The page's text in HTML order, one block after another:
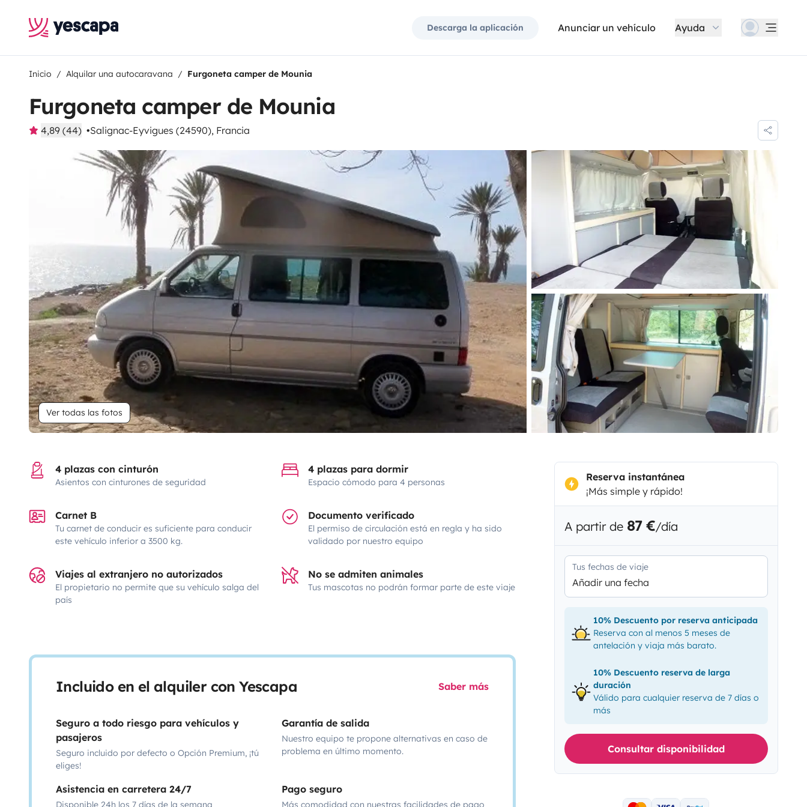
Descarga la aplicación Anunciar un vehículo Ayuda
Inicio Alquilar una autocaravana Furgoneta camper de Mounia
Furgoneta camper de Mounia
4,89 (44) Salignac-Eyvigues (24590), Francia
Ver todas las fotos
4 plazas con cinturón
Asientos con cinturones de seguridad
4 plazas para dormir
Espacio cómodo para 4 personas
Carnet B
Tu carnet de conducir es suficiente para conducir
este vehículo inferior a 3500 kg.
Documento verificado
El permiso de circulación está en regla y ha sido
validado por nuestro equipo
Viajes al extranjero no autorizados
El propietario no permite que su vehículo salga del
país
No se admiten animales
Tus mascotas no podrán formar parte de este viaje
Incluido en el alquiler con Yescapa Saber más
Seguro a todo riesgo para vehículos y
pasajeros
Seguro incluido por defecto o Opción Premium, ¡tú
eliges!
Garantía de salida
Nuestro equipo te propone alternativas en caso de
problema en último momento.
Asistencia en carretera 24/7
Disponible 24h los 7 días de la semana
Pago seguro
Más comodidad con nuestras facilidades de pago
Reserva instantánea
¡Más simple y rápido!
A partir de 87 €/día
Tus fechas de viaje
Añadir una fecha
10% Descuento por reserva anticipada
Reserva con al menos 5 meses de
antelación y viaja más barato.
10% Descuento reserva de larga
duración
Válido para cualquier reserva de 7 días o
más
Consultar disponibilidad